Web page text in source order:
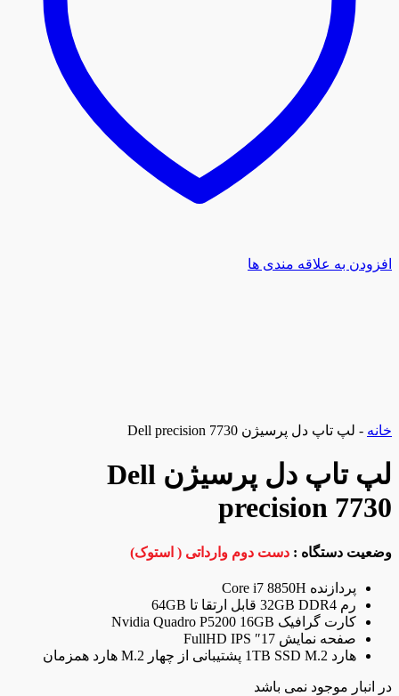
افزودن به علاقه مندی ها
خانه - لپ تاپ دل پرسیژن Dell precision 7730
لپ تاپ دل پرسیژن Dell
precision 7730
وضعیت دستگاه : دست دوم وارداتی ( استوک)
پردازنده Core i7 8850H
رم 32GB DDR4 قابل ارتقا تا 64GB
کارت گرافیک Nvidia Quadro P5200 16GB
صفحه نمایش 17″ FullHD IPS
هارد 1TB SSD M.2 پشتیبانی از چهار M.2 هارد همزمان
در انبار موجود نمی باشد